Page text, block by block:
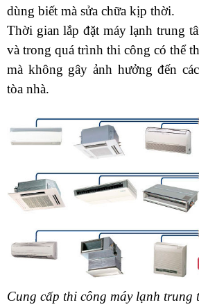
dùng biết mà sửa chữa kịp thời.
Thời gian lắp đặt máy lạnh trung
và trong quá trình thi công có thể
mà không gây ảnh hưởng đến
tòa nhà.
Cung cấp thi công máy lạnh trung